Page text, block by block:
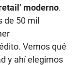
moderno.
de 50 mil
Vemos qué
y ahí elegimos